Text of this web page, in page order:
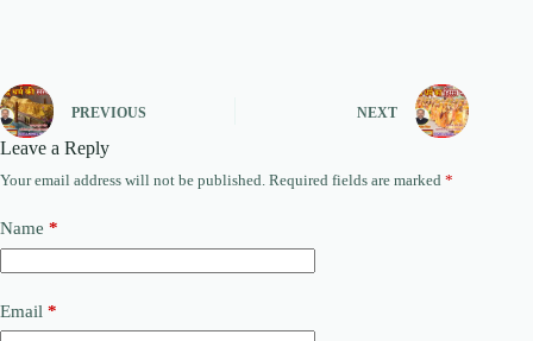
PREVIOUS NEXT
Leave a Reply
Your email address will not be published. Required fields are marked *
Name *
Email *